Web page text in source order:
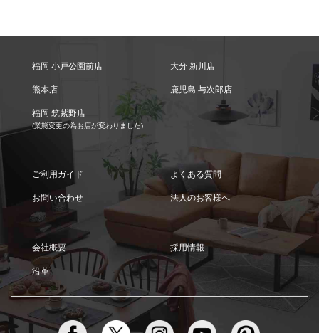
福岡 小戸公園前店 大分 新川店
熊本店 鹿児島 与次郎店
福岡 筑紫野店
(業態変更の為お店が変わりました)
ご利用ガイド よくある質問
お問い合わせ 法人のお客様へ
会社概要 採用情報
沿革